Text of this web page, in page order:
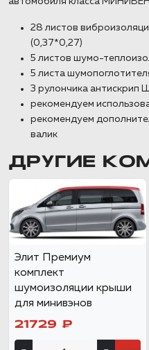
28 листов
(0,37*0,27)
5 листов шумо-
5 листа
3 рулончика антискрип
рекомендуем
рекомендуем
валик
ДРУГИЕ
Элит Премиум
комплект
шумоизоляции крыши
для минивэнов
21729 ₽